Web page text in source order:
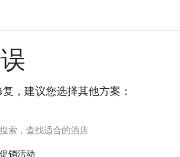
，建议您选择其他方案：
索，查找适合的酒店
销活动